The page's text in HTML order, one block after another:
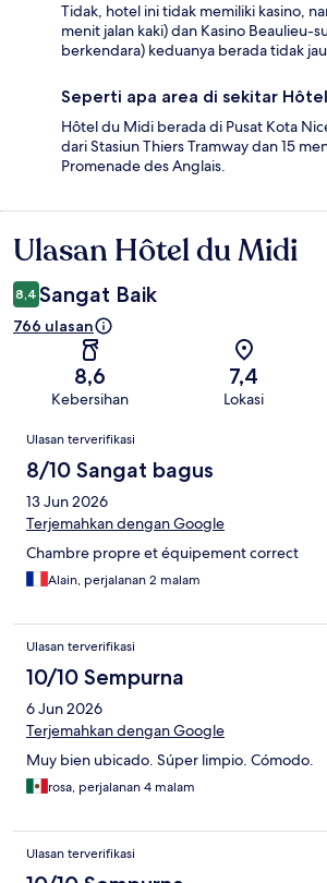
Tidak, hotel ini tidak memiliki kasino,
menit jalan kaki) dan Kasino Beaulieu-
berkendara) keduanya berada tidak
Seperti apa area di sekitar
Hôtel du Midi berada di Pusat Kota
dari Stasiun Thiers Tramway dan 15
Promenade des Anglais.
Ulasan
Ulasan Hôtel du Midi
8,4 Sangat Baik
766 ulasan
8,6
Kebersihan
7,4
Lokasi
Ulasan
Ulasan terverifikasi
8/10 Sangat bagus
13 Jun 2026
Terjemahkan dengan Google
Chambre propre et équipement correct
Alain, perjalanan 2 malam
Ulasan terverifikasi
10/10 Sempurna
6 Jun 2026
Terjemahkan dengan Google
Muy bien ubicado. Súper limpio. Cómodo.
rosa, perjalanan 4 malam
Ulasan terverifikasi